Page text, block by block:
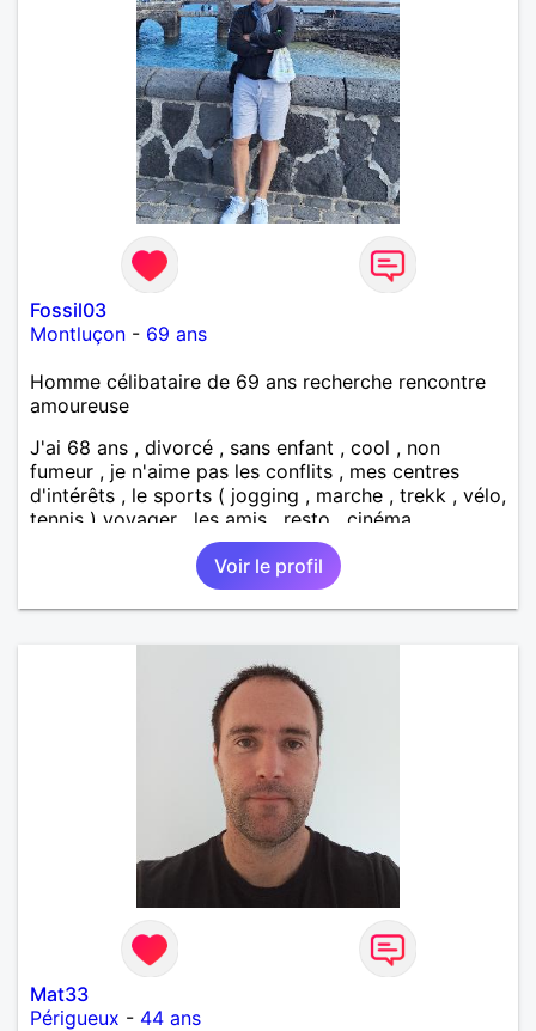
Fossil03
Montluçon - 69 ans
Homme célibataire de 69 ans recherche rencontre
amoureuse
J'ai 68 ans , divorcé , sans enfant , cool , non
fumeur , je n'aime pas les conflits , mes centres
d'intérêts , le sports ( jogging , marche , trekk , vélo,
tennis ) voyager , les amis , resto , cinéma,
bricolage , une vie simple , saine et équilibré et
enrichissante , je suis à un moment de ma vie où je
choisis le meilleurs pour mon équilibre . Je laisse de
coté les choses qui ne m'apportent rien . Ma
d'intérêts que moi , douce et gentille, aimant
l'humour , sociable et pétillante, aimant l'imprévu .
Dans l'absolu le chacun chez soi me conviendrait
Voir le profil
Mat33
Périgueux - 44 ans